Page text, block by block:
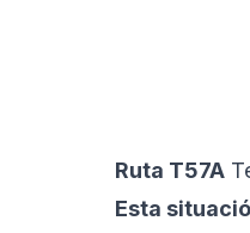
Ruta T57A
Esta